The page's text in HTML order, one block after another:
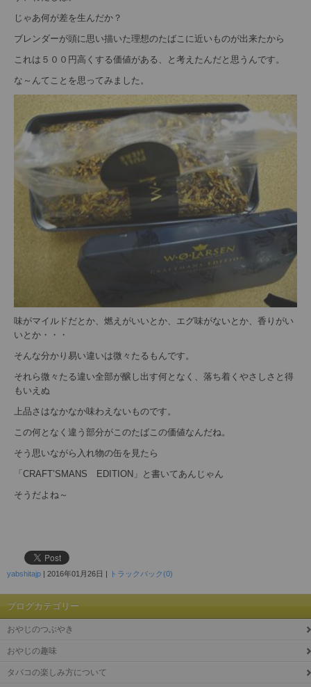
じゃあ何が差を生んだか？
ブレンダーが頭に思い描いた理想のたばこに近いものが出来たから
これは５００円高くする価値がある、と考えたんだと思うんです。
な～んてことを思ってみました。
味がマイルドだとか、燃えがいいとか、エグ味がないとか、香りがい
いとか・・・
そんな分かり易い違いは微々たるもんです。
それら微々たる違い全部が醸し出す何となく、落ち着くやさしさと得
もいえぬ
上品さはなかなか味わえないものです。
この何となく違う部分がこのたばこの価値なんだね。
そう思いながら入れ物の缶を見たら
「CRAFT’SMANS EDITION」と書いてあんじゃん
そうだよね～
yabshitajp 2016年01月26日 トラックバック(0)
ブログカテゴリー
おやじのつぶやき
おやじの趣味
タバコの楽しみ方について